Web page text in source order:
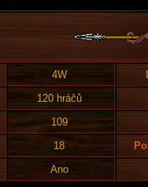
4W
120 hráčů
109
18
Ano